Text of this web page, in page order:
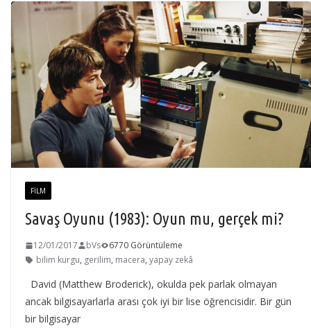
FILM
Savaş Oyunu (1983): Oyun mu, gerçek mi?
12/01/2017 bVs
6770 Görüntüleme
bilim kurgu, gerilim, macera, yapay zekâ
David (Matthew Broderick), okulda pek parlak olmayan
ancak bilgisayarlarla arası çok iyi bir lise öğrencisidir. Bir gün
bir bilgisayar